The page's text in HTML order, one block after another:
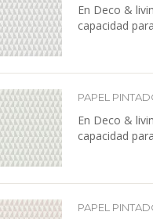
En Deco &
capacidad
PAPEL
En Deco &
capacidad
PAPEL